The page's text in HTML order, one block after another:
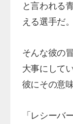
と言われる
える選手だ。
そんな彼の
大事にして
彼にその意
「レシーバ